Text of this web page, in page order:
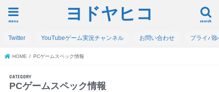
ヨドヤヒコ search
menu
Twitter YouTubeゲーム実況チャンネル お問い合わせ プライバ
HOME PCゲームスペック情報
PCゲームスペック情報